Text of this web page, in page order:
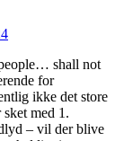
shall not
for
ikke det store
med 1.
– vil der blive